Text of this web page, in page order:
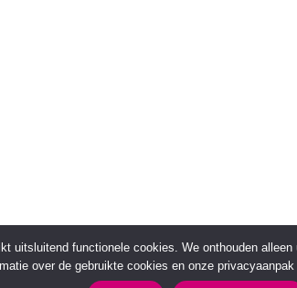
uitsluitend functionele cookies. We onthouden
over de gebruikte cookies en onze